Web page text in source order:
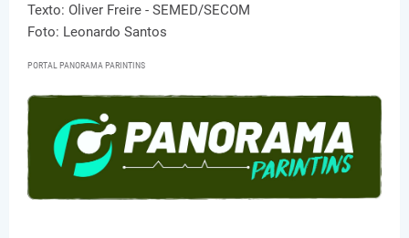
Texto: Oliver Freire - SEMED/SECOM
Foto: Leonardo Santos
PORTAL PANORAMA PARINTINS